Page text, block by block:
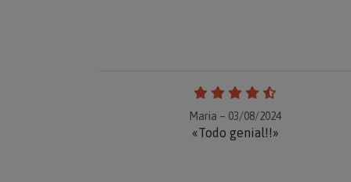
Maria – 03/08/2024
«Todo genial!!»